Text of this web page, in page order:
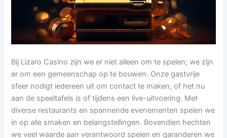
Bij Lizaro Casino zijn we er niet alleen om te spelen; we zijn
er om een gemeenschap op te bouwen. Onze gastvrije
sfeer nodigt iedereen uit om contact te maken, of het nu
aan de speeltafels is of tijdens een live-uitvoering. Met
diverse restaurants en spannende evenementen spelen we
in op alle smaken en belangstellingen. Bovendien hechten
we veel waarde aan verantwoord spelen en garanderen we